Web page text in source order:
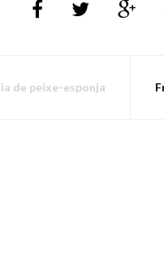
de peixe-esponja